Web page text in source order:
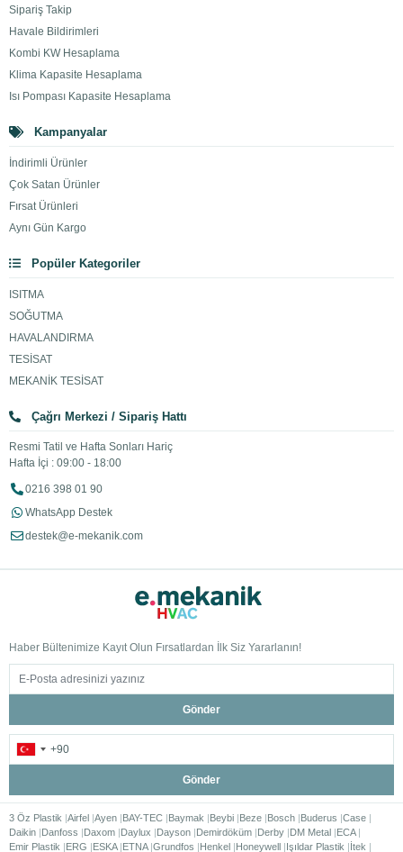
Sipariş Takip
Havale Bildirimleri
Kombi KW Hesaplama
Klima Kapasite Hesaplama
Isı Pompası Kapasite Hesaplama
Kampanyalar
İndirimli Ürünler
Çok Satan Ürünler
Fırsat Ürünleri
Aynı Gün Kargo
Popüler Kategoriler
ISITMA
SOĞUTMA
HAVALANDIRMA
TESİSAT
MEKANİK TESİSAT
Çağrı Merkezi / Sipariş Hattı
Resmi Tatil ve Hafta Sonları Hariç
Hafta İçi : 09:00 - 18:00
0216 398 01 90
WhatsApp Destek
destek@e-mekanik.com
Haber Bültenimize Kayıt Olun Fırsatlardan İlk Siz Yararlanın!
Gönder
Gönder
3 Öz Plastik Airfel Ayen BAY-TEC Baymak Beybi Beze Bosch Buderus Case
Daikin Danfoss Daxom Daylux Dayson Demirdöküm Derby DM Metal ECA
Emir Plastik
ERG ESKA ETNA Grundfos Henkel Honeywell Işıldar Plastik
İtek